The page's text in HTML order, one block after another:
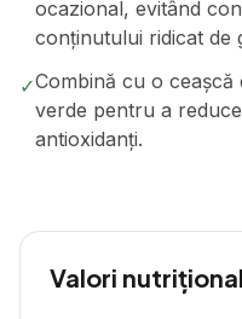
ocazional, evitând
conținutului ridicat de
✓Combină cu o ceașcă
verde pentru a
antioxidanți.
Valori